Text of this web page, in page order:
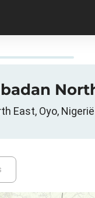
East, Oyo, Nigerië